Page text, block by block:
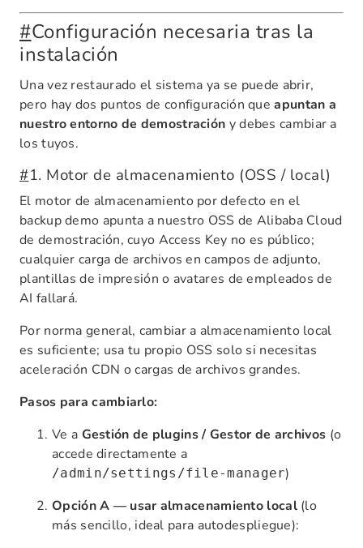
#Configuración necesaria tras la
instalación
Una vez restaurado el sistema ya se puede abrir,
pero hay dos puntos de configuración queapuntan a
nuestro entorno de demostración y debes cambiar a
los tuyos.
#1. Motor de almacenamiento (OSS / local)
El motor de almacenamiento por defecto en el
backup demo apunta a nuestro OSS de Alibaba Cloud
de demostración, cuyo Access Key no es público;
cualquier carga de archivos en campos de adjunto,
plantillas de impresión o avatares de empleados de
AI fallará.
Por norma general, cambiar a almacenamiento local
es suficiente; usa tu propio OSS solo si necesitas
aceleración CDN o cargas de archivos grandes.
Pasos para cambiarlo:
Ve a Gestión de plugins / Gestor de archivos (o
accede directamente a
/admin/settings/file-manager)
Opción A — usar almacenamiento local(lo
más sencillo, ideal para autodespliegue):